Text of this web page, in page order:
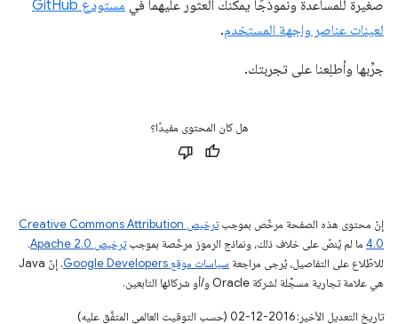
صغيرة للمساعدة ونموذجًا يمكنك العثور عليهما في
مستودع GitHub
لعينات عناصر واجهة المستخدم.
جرِّبها وأطلِعنا على تجربتك.
هل كان المحتوى مفيدًا؟
إنّ محتوى هذه الصفحة مرخّص بموجب
ترخيص Creative Commons Attribution
4.0‏ ما لم يُنصّ على خلاف ذلك، ونماذج الرموز مرخّصة بموجبترخيص Apache 2.0‏
.
للاطّلاع على التفاصيل، يُرجى مراجعة سياسات موقع Google Developers‏
. إنّ Java
هي علامة تجارية مسجَّلة لشركة Oracle و/أو شركائها التابعين.
تاريخ التعديل الأخير: 2016-12-02 (حسب التوقيت العالمي المتفَّق عليه)